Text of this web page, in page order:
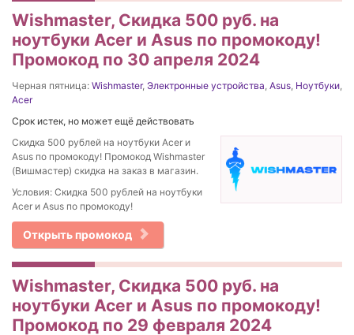
Wishmaster, Скидка 500 руб. на
ноутбуки Acer и Asus по промокоду!
Промокод по 30 апреля 2024
Черная пятница: Wishmaster, Электронные устройства, Asus, Ноутбуки,
Acer
Срок истек, но может ещё действовать
Скидка 500 рублей на ноутбуки Acer и
Asus по промокоду! Промокод Wishmaster
(Вишмастер) скидка на заказ в магазин.
Условия: Скидка 500 рублей на ноутбуки
Acer и Asus по промокоду!
Открыть промокод
Wishmaster, Скидка 500 руб. на
ноутбуки Acer и Asus по промокоду!
Промокод по 29 февраля 2024